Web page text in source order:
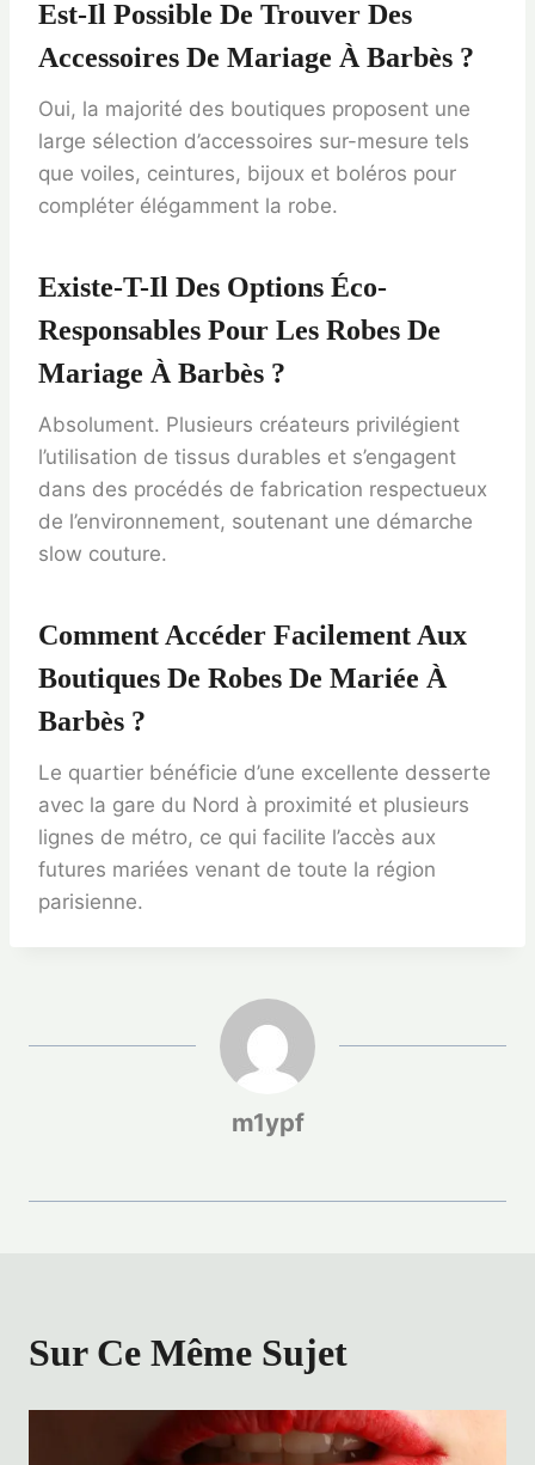
Est-Il Possible De Trouver Des
Accessoires De Mariage À Barbès ?
Oui, la majorité des boutiques proposent une
large sélection d’accessoires sur-mesure tels
que voiles, ceintures, bijoux et boléros pour
compléter élégamment la robe.
Existe-T-Il Des Options Éco-
Responsables Pour Les Robes De
Mariage À Barbès ?
Absolument. Plusieurs créateurs privilégient
l’utilisation de tissus durables et s’engagent
dans des procédés de fabrication respectueux
de l’environnement, soutenant une démarche
slow couture.
Comment Accéder Facilement Aux
Boutiques De Robes De Mariée À
Barbès ?
Le quartier bénéficie d’une excellente desserte
avec la gare du Nord à proximité et plusieurs
lignes de métro, ce qui facilite l’accès aux
futures mariées venant de toute la région
parisienne.
m1ypf
Sur Ce Même Sujet